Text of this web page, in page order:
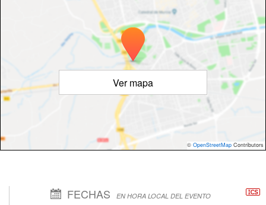
Ver mapa
© OpenStreetMap Contributors
FECHAS EN HORA LOCAL DEL EVENTO